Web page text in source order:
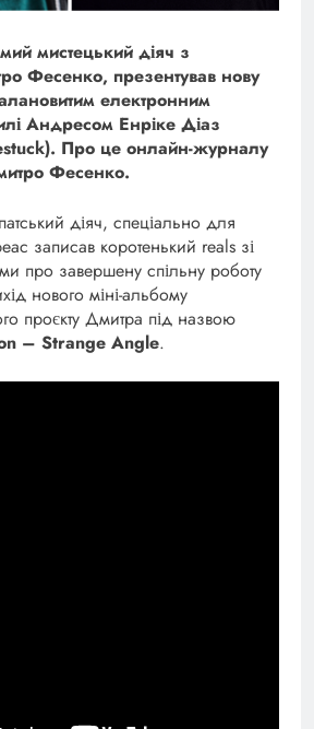
мистецький діяч з
Фесенко, презентував нову
електронним
Андресом Енріке Діаз
Про це онлайн-журналу
Фесенко.
діяч, спеціально для
записав коротенький reals зі
про завершену спільну роботу
нового міні-альбому
проєкту Дмитра під назвою
– Strange Angle.